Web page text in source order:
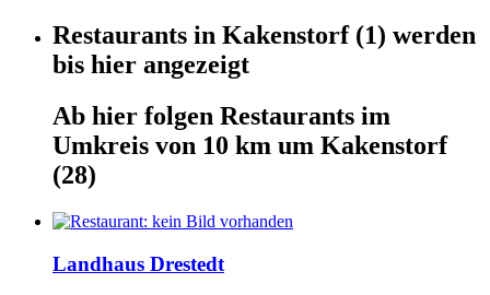
Restaurants in Kakenstorf (1) werden
bis hier angezeigt
Ab hier folgen Restaurants im
Umkreis von 10 km um Kakenstorf
(28)
Landhaus Drestedt